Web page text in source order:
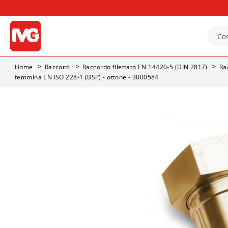
Home Raccordi Raccordo filettato EN 14420-5 (DIN 2817)
femmina EN ISO 228-1 (BSP) - ottone - 3000584